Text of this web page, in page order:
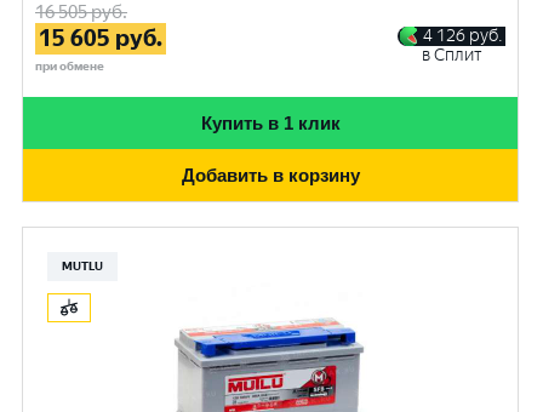
16 505руб.
15 605 руб.
при обмене
4 126 руб.
в Сплит
Купить в 1 клик
Добавить в корзину
MUTLU